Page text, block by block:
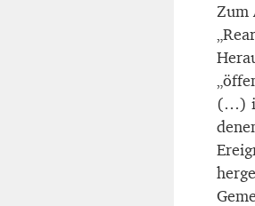
Zum
(…)